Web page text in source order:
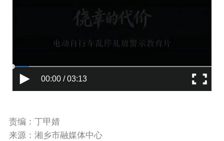
00:00 / 03:13
责编：丁甲婧
来源：湘乡市融媒体中心